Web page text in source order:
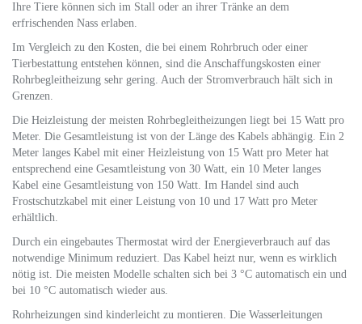
Ihre Tiere können sich im Stall oder an ihrer Tränke an dem
erfrischenden Nass erlaben.
Im Vergleich zu den Kosten, die bei einem Rohrbruch oder einer
Tierbestattung entstehen können, sind die Anschaffungskosten einer
Rohrbegleitheizung sehr gering. Auch der Stromverbrauch hält sich in
Grenzen.
Die Heizleistung der meisten Rohrbegleitheizungen liegt bei 15 Watt pro
Meter. Die Gesamtleistung ist von der Länge des Kabels abhängig. Ein 2
Meter langes Kabel mit einer Heizleistung von 15 Watt pro Meter hat
entsprechend eine Gesamtleistung von 30 Watt, ein 10 Meter langes
Kabel eine Gesamtleistung von 150 Watt. Im Handel sind auch
Frostschutzkabel mit einer Leistung von 10 und 17 Watt pro Meter
erhältlich.
Durch ein eingebautes Thermostat wird der Energieverbrauch auf das
notwendige Minimum reduziert. Das Kabel heizt nur, wenn es wirklich
nötig ist. Die meisten Modelle schalten sich bei 3 °C automatisch ein und
bei 10 °C automatisch wieder aus.
Rohrheizungen sind kinderleicht zu montieren. Die Wasserleitungen